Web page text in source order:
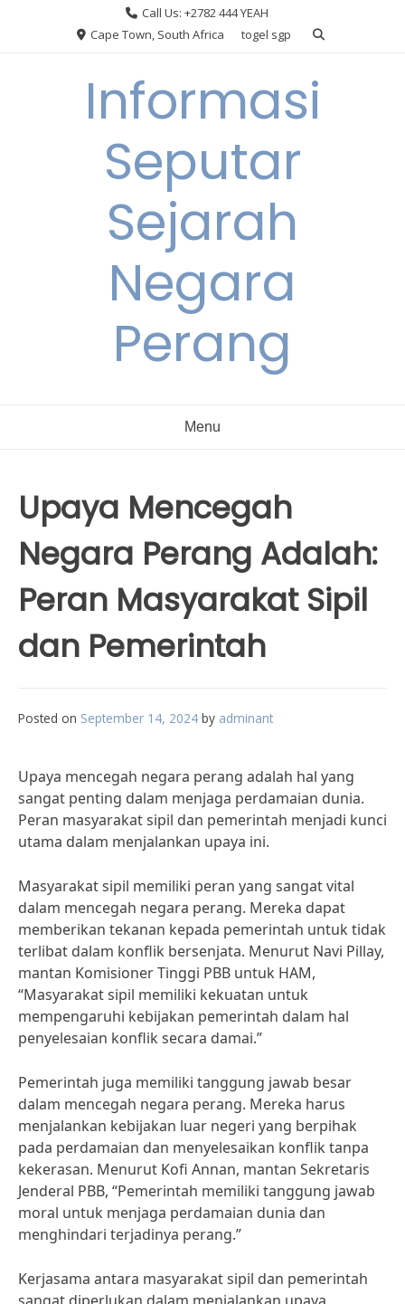
Call Us: +2782 444 YEAH
Cape Town, South Africa
togel sgp
Informasi
Seputar
Sejarah
Negara
Perang
Menu
Upaya Mencegah
Negara Perang Adalah:
Peran Masyarakat Sipil
dan Pemerintah
Posted on September 14, 2024 by adminant
Upaya mencegah negara perang adalah hal yang
sangat penting dalam menjaga perdamaian dunia.
Peran masyarakat sipil dan pemerintah menjadi kunci
utama dalam menjalankan upaya ini.
Masyarakat sipil memiliki peran yang sangat vital
dalam mencegah negara perang. Mereka dapat
memberikan tekanan kepada pemerintah untuk tidak
terlibat dalam konflik bersenjata. Menurut Navi Pillay,
mantan Komisioner Tinggi PBB untuk HAM,
“Masyarakat sipil memiliki kekuatan untuk
mempengaruhi kebijakan pemerintah dalam hal
penyelesaian konflik secara damai.”
Pemerintah juga memiliki tanggung jawab besar
dalam mencegah negara perang. Mereka harus
menjalankan kebijakan luar negeri yang berpihak
pada perdamaian dan menyelesaikan konflik tanpa
kekerasan. Menurut Kofi Annan, mantan Sekretaris
Jenderal PBB, “Pemerintah memiliki tanggung jawab
moral untuk menjaga perdamaian dunia dan
menghindari terjadinya perang.”
Kerjasama antara masyarakat sipil dan pemerintah